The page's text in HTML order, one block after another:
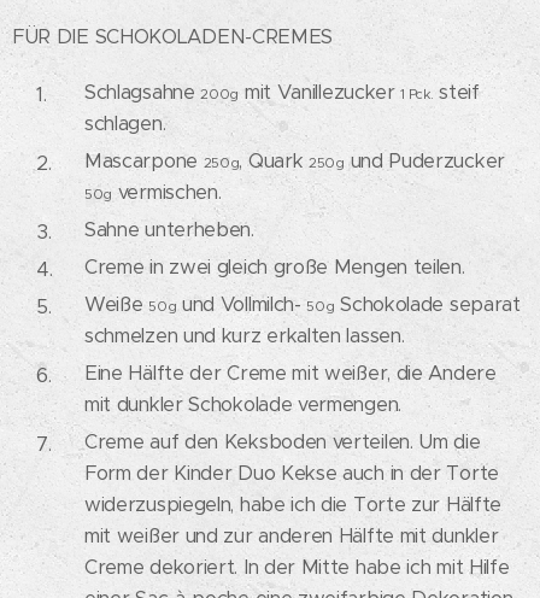
FÜR DIE SCHOKOLADEN-CREMES
Schlagsahne200g mit Vanillezucker1 Pck. steif
schlagen.
Mascarpone 250g, Quark250g und Puderzucker
50g vermischen.
Sahne unterheben.
Creme in zwei gleich große Mengen teilen.
Weiße50g und Vollmilch-50g Schokolade separat
schmelzen und kurz erkalten lassen.
Eine Hälfte der Creme mit weißer, die Andere
mit dunkler Schokolade vermengen.
Creme auf den Keksboden verteilen. Um die
Form der Kinder Duo Kekse auch in der Torte
widerzuspiegeln, habe ich die Torte zur Hälfte
mit weißer und zur anderen Hälfte mit dunkler
Creme dekoriert. In der Mitte habe ich mit Hilfe